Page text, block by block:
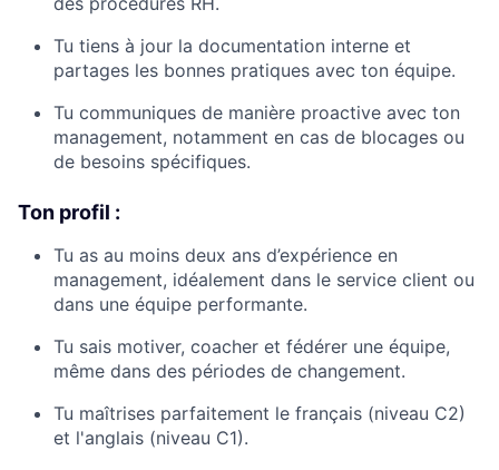
Tu tiens à jour la documentation interne et
partages les bonnes pratiques avec ton équipe.
Tu communiques de manière proactive avec ton
management, notamment en cas de blocages ou
de besoins spécifiques.
Ton profil :
Tu as au moins deux ans d’expérience en
management, idéalement dans le service client ou
dans une équipe performante.
Tu sais motiver, coacher et fédérer une équipe,
même dans des périodes de changement.
Tu maîtrises parfaitement le français (niveau C2)
et l'anglais (niveau C1).